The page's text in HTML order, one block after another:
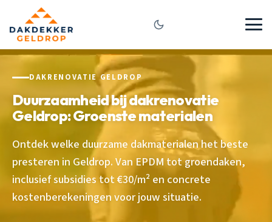
DAKRENOVATIE GELDROP
Duurzaamheid bij dakrenovatie
Geldrop: Groenste materialen
Ontdek welke duurzame dakmaterialen het beste
presteren in Geldrop. Van EPDM tot groendaken,
inclusief subsidies tot €30/m² en concrete
kostenberekeningen voor jouw situatie.